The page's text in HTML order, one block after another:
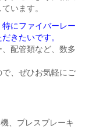
います。
にファイバーレー
きたいです。
配管類など、数多
、ぜひお気軽にご
、プレスブレーキ